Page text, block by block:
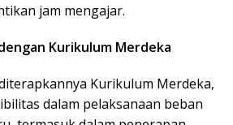
jam mengajar.
Kurikulum Merdeka
Kurikulum Merdeka,
dalam pelaksanaan beban